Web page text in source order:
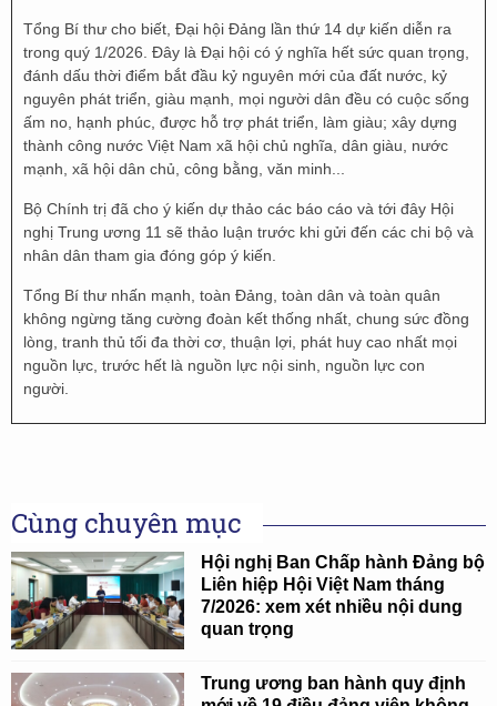
Tổng Bí thư cho biết, Đại hội Đảng lần thứ 14 dự kiến diễn ra
trong quý 1/2026. Đây là Đại hội có ý nghĩa hết sức quan trọng,
đánh dấu thời điểm bắt đầu kỷ nguyên mới của đất nước, kỷ
nguyên phát triển, giàu mạnh, mọi người dân đều có cuộc sống
ấm no, hạnh phúc, được hỗ trợ phát triển, làm giàu; xây dựng
thành công nước Việt Nam xã hội chủ nghĩa, dân giàu, nước
mạnh, xã hội dân chủ, công bằng, văn minh...
Bộ Chính trị đã cho ý kiến dự thảo các báo cáo và tới đây Hội
nghị Trung ương 11 sẽ thảo luận trước khi gửi đến các chi bộ và
nhân dân tham gia đóng góp ý kiến.
Tổng Bí thư nhấn mạnh, toàn Đảng, toàn dân và toàn quân
không ngừng tăng cường đoàn kết thống nhất, chung sức đồng
lòng, tranh thủ tối đa thời cơ, thuận lợi, phát huy cao nhất mọi
nguồn lực, trước hết là nguồn lực nội sinh, nguồn lực con
người.
Cùng chuyên mục
Hội nghị Ban Chấp hành Đảng bộ
Liên hiệp Hội Việt Nam tháng
7/2026: xem xét nhiều nội dung
quan trọng
Trung ương ban hành quy định